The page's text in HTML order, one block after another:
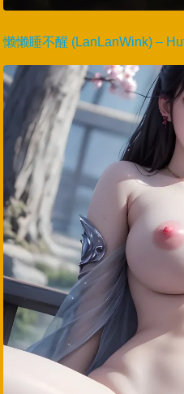
懒懒睡不醒 (LanLanWink) –